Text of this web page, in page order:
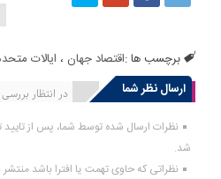
برچسب ها :اقتصاد جهان ، ایالات
ارسال نظر شما
در انتظار بررسی انتشار یافته : 0
نظرات ارسال شده توسط شما، پس از
شد.
نظراتی که حاوی تهمت یا افترا باشد